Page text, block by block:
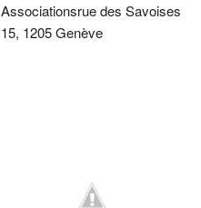
Associationsrue des Savoises
15, 1205 Genève